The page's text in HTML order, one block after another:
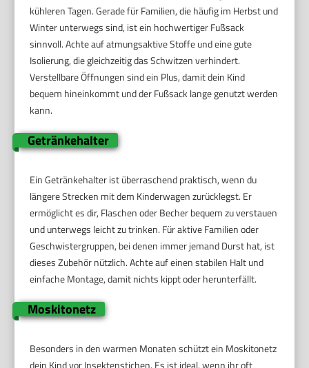
kühleren Tagen. Gerade für Familien, die häufig im Herbst und
Winter unterwegs sind, ist ein hochwertiger Fußsack
sinnvoll. Achte auf atmungsaktive Stoffe und eine gute
Isolierung, die gleichzeitig das Schwitzen verhindert.
Verstellbare Öffnungen sind ein Plus, damit dein Kind
bequem hineinkommt und der Fußsack lange genutzt werden
kann.
Getränkehalter
Ein Getränkehalter ist überraschend praktisch, wenn du
längere Strecken mit dem Kinderwagen zurücklegst. Er
ermöglicht es dir, Flaschen oder Becher bequem zu verstauen
und unterwegs leicht zu trinken. Für aktive Familien oder
Geschwistergruppen, bei denen immer jemand Durst hat, ist
dieses Zubehör nützlich. Achte auf einen stabilen Halt und
einfache Montage, damit nichts kippt oder herunterfällt.
Moskitonetz
Besonders in den warmen Monaten schützt ein Moskitonetz
dein Kind vor Insektenstichen. Es ist ideal, wenn ihr oft